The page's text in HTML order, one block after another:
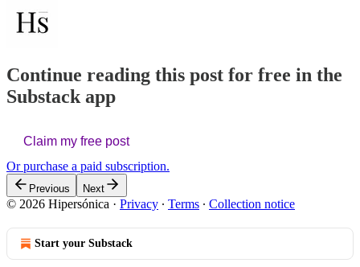
Continue reading this post for free in the
Substack app
Claim my free post
Or purchase a paid subscription.
Previous Next
© 2026 Hipersónica · Privacy ∙ Terms ∙ Collection notice
Start your Substack